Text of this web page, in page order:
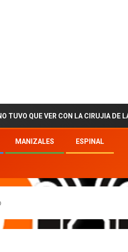
VER CON LA CIRUJIA DE LA PACIENTE
MANIZALES ESPINAL